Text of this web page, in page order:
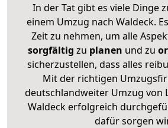
In der Tat gibt es viele Dinge
einem Umzug nach Waldeck.
Zeit zu nehmen, um alle
sorgfältig zu planen und zu
sicherzustellen, dass alles
Mit der richtigen
deutschlandweiter Umzug von
Waldeck erfolgreich
dafür sorgen